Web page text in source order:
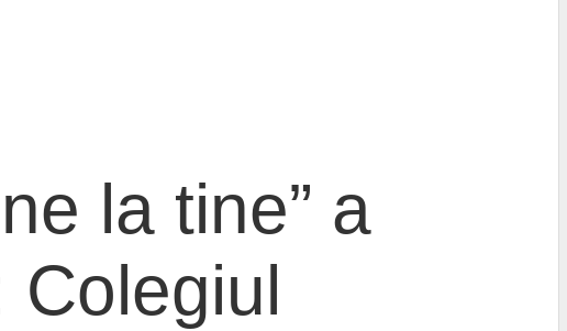
la tine” a
Colegiul